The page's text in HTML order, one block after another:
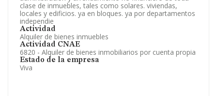
clase de inmuebles, tales como solares. viviendas,
locales y edificios. ya en bloques. ya por departamentos
independie
Actividad
Alquiler de bienes inmuebles
Actividad CNAE
6820 - Alquiler de bienes inmobiliarios por cuenta propia
Estado de la empresa
Viva